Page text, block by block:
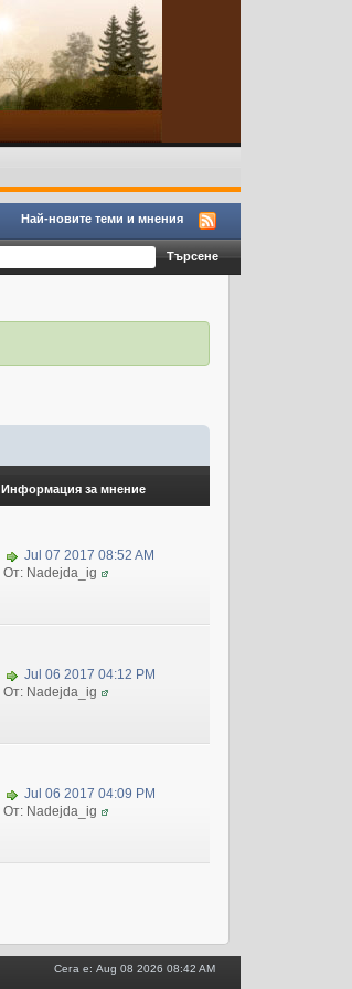
Най-новите теми и мнения
Информация за мнение
Jul 07 2017 08:52 AM
От: Nadejda_ig
Jul 06 2017 04:12 PM
От: Nadejda_ig
Jul 06 2017 04:09 PM
От: Nadejda_ig
Сега е: Aug 08 2026 08:42 AM